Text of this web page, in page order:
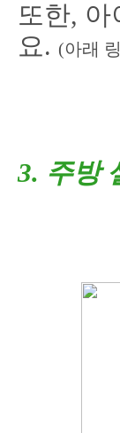
또한,
요. (아래
3. 주방